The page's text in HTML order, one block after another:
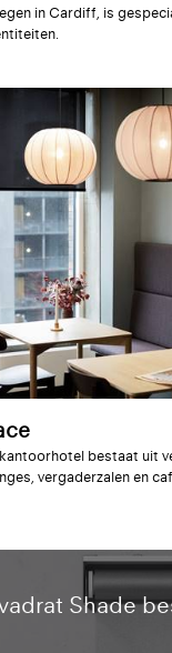
in Cardiff, is
bestaat uit
vergaderzalen en
Shade